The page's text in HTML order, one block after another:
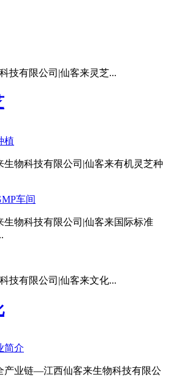
技有限公司|仙客来灵芝...
植
生物科技有限公司|仙客来有机灵芝种
车间
生物科技有限公司|仙客来国际标准
技有限公司|仙客来文化...
简介
产业链—江西仙客来生物科技有限公